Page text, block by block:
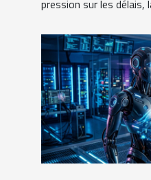
pression sur les délais,